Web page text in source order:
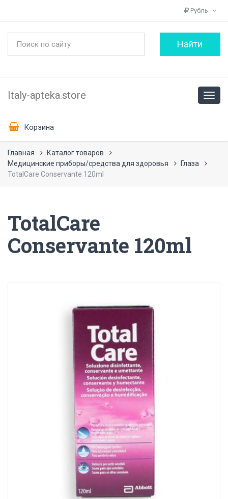
Рубль
Italy-apteka.store
Корзина
Главная
Каталог товаров
Медицинские приборы/средства для здоровья
Глаза
TotalCare Conservante 120ml
TotalCare
Conservante 120ml